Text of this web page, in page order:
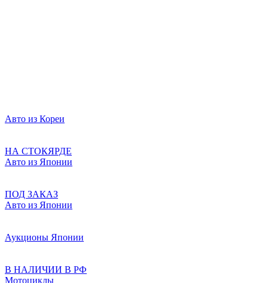
Авто из Кореи
НА СТОКЯРДЕ
Авто из Японии
ПОД ЗАКАЗ
Авто из Японии
Аукционы Японии
В НАЛИЧИИ В РФ
Мотоциклы